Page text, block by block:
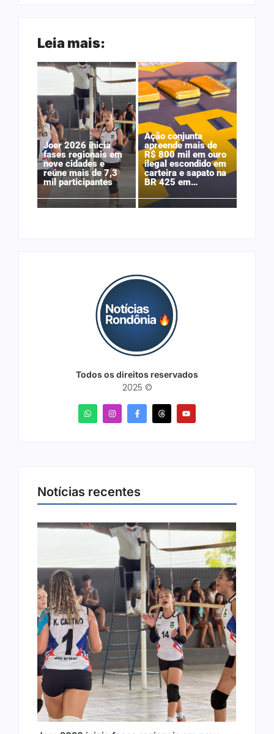
Leia mais:
Joer 2026 inicia
fases regionais em
nove cidades e
reúne mais de 7,3
mil participantes
Ação conjunta
apreende mais de
R$ 800 mil em ouro
ilegal escondido em
carteira e sapato na
BR 425 em…
Todos os direitos reservados
2025 ©
Notícias recentes